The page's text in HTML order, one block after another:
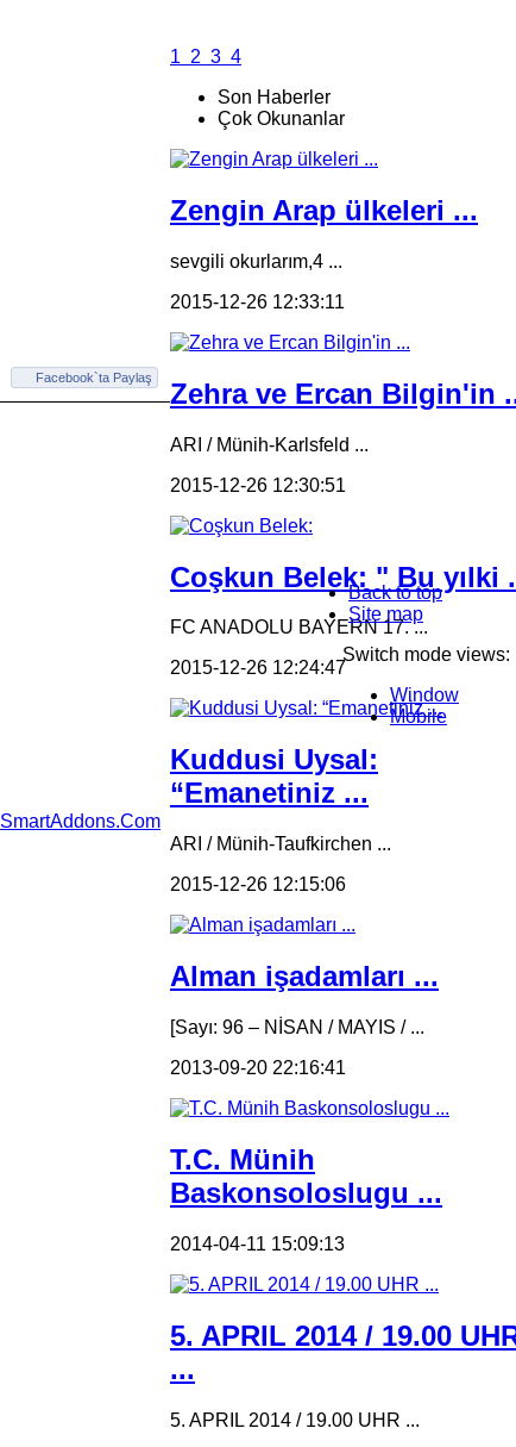
Facebook`ta Paylaş
1 2 3 4
Son Haberler
Çok Okunanlar
Zengin Arap ülkeleri ...
sevgili okurlarım,4 ...
2015-12-26 12:33:11
Zehra ve Ercan Bilgin'in
ARI / Münih-Karlsfeld ...
2015-12-26 12:30:51
Coşkun Belek: " Bu yılki
FC ANADOLU BAYERN 17. ...
2015-12-26 12:24:47
Kuddusi Uysal:
“Emanetiniz ...
ARI / Münih-Taufkirchen ...
2015-12-26 12:15:06
Alman işadamları ...
[Sayı: 96 – NİSAN / MAYIS / ...
2013-09-20 22:16:41
T.C. Münih
Baskonsoloslugu ...
2014-04-11 15:09:13
5. APRIL 2014 / 19.00
...
5. APRIL 2014 / 19.00 UHR ...
Back to top
Site map
Switch mode views:
Window
Mobile
SmartAddons.Com